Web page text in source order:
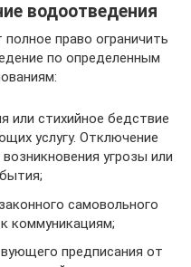
водоотведения
право ограничить
по определенным
или стихийное бедствие
услугу. Отключение
угрозы или
самовольного
коммуникациям;
предписания от